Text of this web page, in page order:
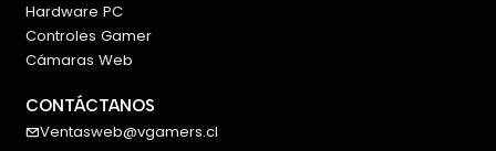
Hardware PC
Controles Gamer
Cámaras Web
CONTÁCTANOS
Ventasweb@vgamers.cl